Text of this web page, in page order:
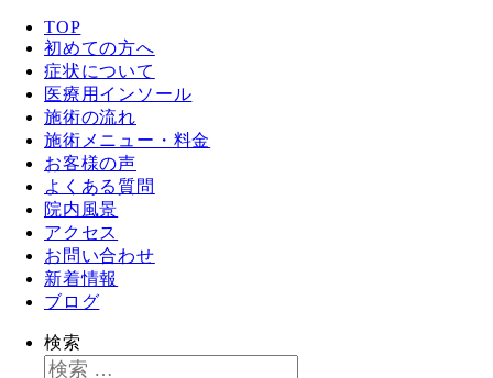
TOP
初めての方へ
症状について
医療用インソール
施術の流れ
施術メニュー・料金
お客様の声
よくある質問
院内風景
アクセス
お問い合わせ
新着情報
ブログ
検索